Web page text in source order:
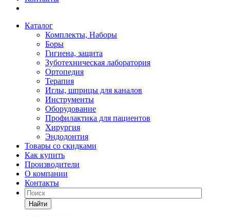
Каталог
Комплекты, Наборы
Боры
Гигиена, защита
Зуботехническая лаборатория
Ортопедия
Терапия
Иглы, шприцы для каналов
Инструменты
Оборудование
Профилактика для пациентов
Хирургия
Эндодонтия
Товары со скидками
Как купить
Производители
О компании
Контакты
Найти